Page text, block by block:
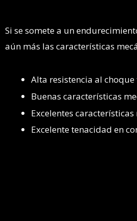
Si se somete a un
aún más las características
Alta resistencia al
Buenas características
Excelentes
Excelente tenacidad en